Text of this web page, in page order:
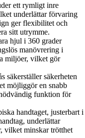
ett rymligt inre
underlättar förvaring
ger flexibilitet och
sitt utrymme.
hjul i 360 grader
manövrering i
miljöer, vilket gör
säkerställer säkerheten
möjliggör en snabb
funktion för
handtaget, justerbart i
underlättar
vilket minskar trötthet